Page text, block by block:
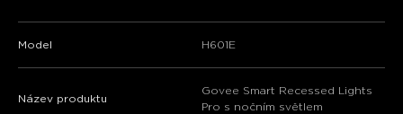
Model H601E
Název produktu
Govee Smart Recessed Lights
Pro s nočním světlem